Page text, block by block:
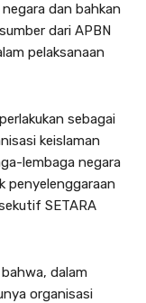
dan bahkan
dari APBN
pelaksanaan
sebagai
keislaman
lembaga negara
penyelenggaraan
SETARA
dalam
organisasi